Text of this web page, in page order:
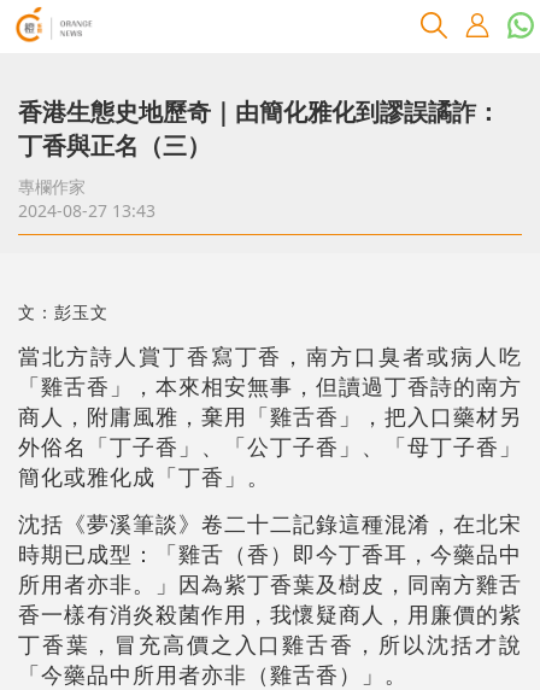
香港生態史地歷奇｜由簡化雅化到謬誤譎詐：
丁香與正名（三）
專欄作家
2024-08-27 13:43
文：彭玉文
當北方詩人賞丁香寫丁香，南方口臭者或病人吃
「雞舌香」，本來相安無事，但讀過丁香詩的南方
商人，附庸風雅，棄用「雞舌香」，把入口藥材另
外俗名「丁子香」、「公丁子香」、「母丁子香」
簡化或雅化成「丁香」。
沈括《夢溪筆談》卷二十二記錄這種混淆，在北宋
時期已成型：「雞舌（香）即今丁香耳，今藥品中
所用者亦非。」因為紫丁香葉及樹皮，同南方雞舌
香一樣有消炎殺菌作用，我懷疑商人，用廉價的紫
丁香葉，冒充高價之入口雞舌香，所以沈括才說
「今藥品中所用者亦非（雞舌香）」。